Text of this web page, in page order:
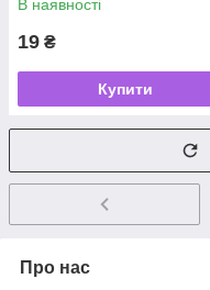
В наявності
19 ₴
Купити
Про нас